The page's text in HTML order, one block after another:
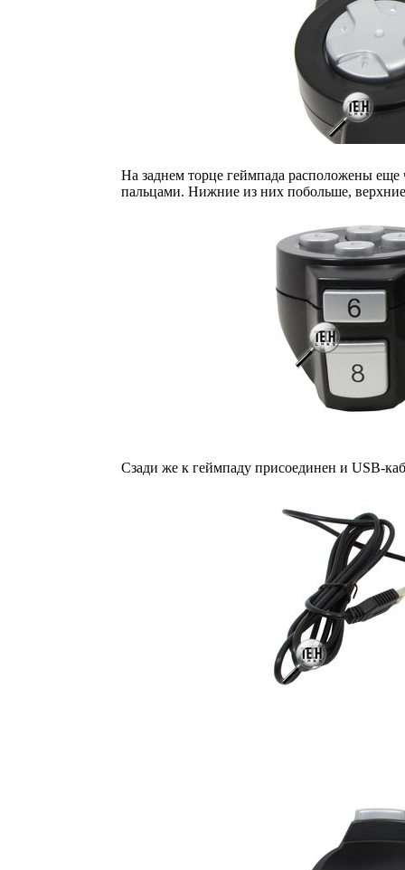
На заднем торце геймпада расположены
пальцами. Нижние из них побольше,
Сзади же к геймпаду присоединен и USB-